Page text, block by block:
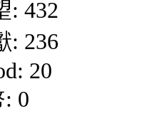
: 432
: 236
20
0